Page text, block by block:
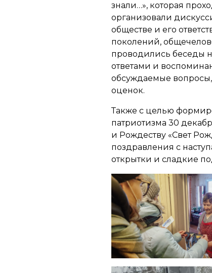
знали…», которая
организовали
обществе и его
поколений,
проводились беседы
ответами и
обсуждаемые
оценок.
Также с целью
патриотизма 30
и Рождеству «Свет
поздравления с
открытки и сладкие